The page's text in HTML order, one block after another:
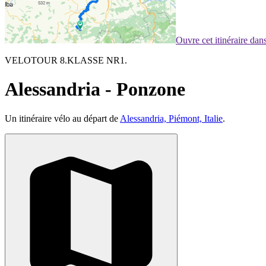
Ouvre cet itinéraire
VELOTOUR 8.KLASSE NR1.
Alessandria - Ponzone
Un itinéraire vélo au départ de Alessandria, Piémont, Italie.